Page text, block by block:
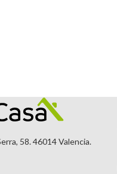
58. 46014 Valencia.